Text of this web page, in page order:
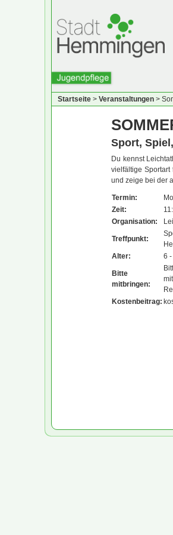
Startseite > Veranstaltungen >
Sport,
Du kennst
vielfältige
und zeige bei der
Termin:
Zeit:
Organisation:
Treffpunkt:
Alter:
6
Bitte
mitbringen:
Kostenbeitrag: